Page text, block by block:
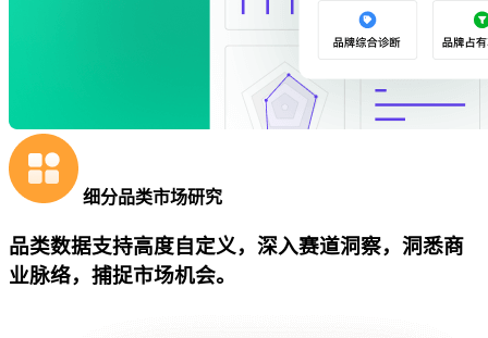
细分品类市场研究
品类数据支持高度自定义，深入赛道洞察，洞悉商
业脉络，捕捉市场机会。